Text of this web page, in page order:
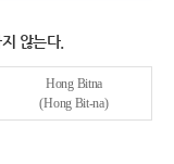
않는다.
Hong Bitna
(Hong Bit-na)